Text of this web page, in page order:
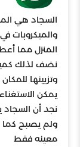
السجاد هي
والميكروبات
المنزل مما
نضف لذلك
وتزيينها
يمكن
نجد أن السجاد
ولم يصبح كما
معينه فقط